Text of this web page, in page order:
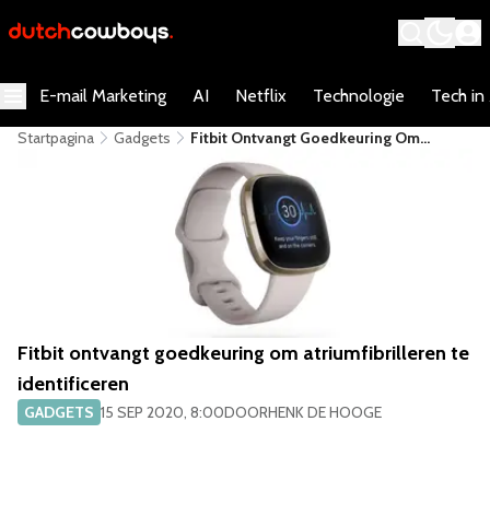
E-mail Marketing AI Netflix Technologie Tech in
Startpagina Gadgets
Fitbit Ontvangt Goedkeuring Om
Atriumfibrilleren Te Identificeren
Fitbit ontvangt goedkeuring om atriumfibrilleren te
identificeren
GADGETS 15 SEP 2020, 8:00DOORHENK DE HOOGE